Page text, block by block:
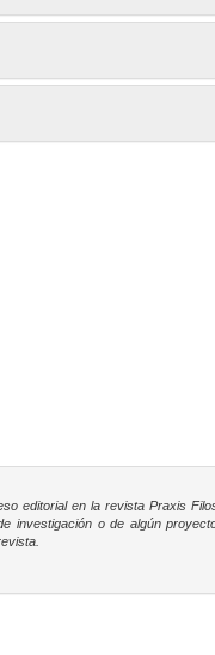
editorial en la revista Praxis
investigación o de algún